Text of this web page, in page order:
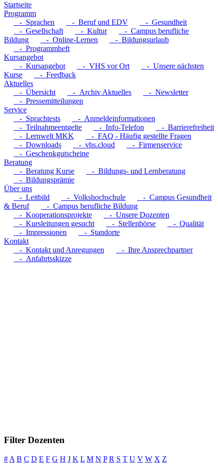
Startseite
Programm
- Sprachen
- Beruf und EDV
- Gesundheit
- Gesellschaft
- Kultur
- Campus berufliche
Bildung
- Online-Lernen
- Bildungsurlaub
- Programmheft
Kursangebot
- Kursangebot
- VHS vor Ort
- Unsere nächsten
Kurse
- Feedback
Aktuelles
- Übersicht
- Archiv Aktuelles
- Newsletter
- Pressemitteilungen
Service
- Sprachtests
- Anmeldeinformationen
- Teilnahmeentgelte
- Info-Telefon
- Barrierefreiheit
- Lernwelt MKK
- FAQ - Häufig gestellte Fragen
- Downloads
- vhs.cloud
- Firmenservice
- Geschenkgutscheine
Beratung
- Beratung Kurse
- Bildungs- und Lernberatung
- Bildungsprämie
Über uns
- Leitbild
- Volkshochschule
- Campus Gesundheit
& Beruf
- Campus berufliche Bildung
- Kooperationsprojekte
- Unsere Dozenten
- Kursleitungen gesucht
- Stellenbörse
- Qualität
- Impressionen
- Standorte
Kontakt
- Kontakt und Anregungen
- Ihre Ansprechpartner
- Anfahrtsskizze
Filter Dozenten
# A B C D E F G H J K L M N P R S T U V W X Z